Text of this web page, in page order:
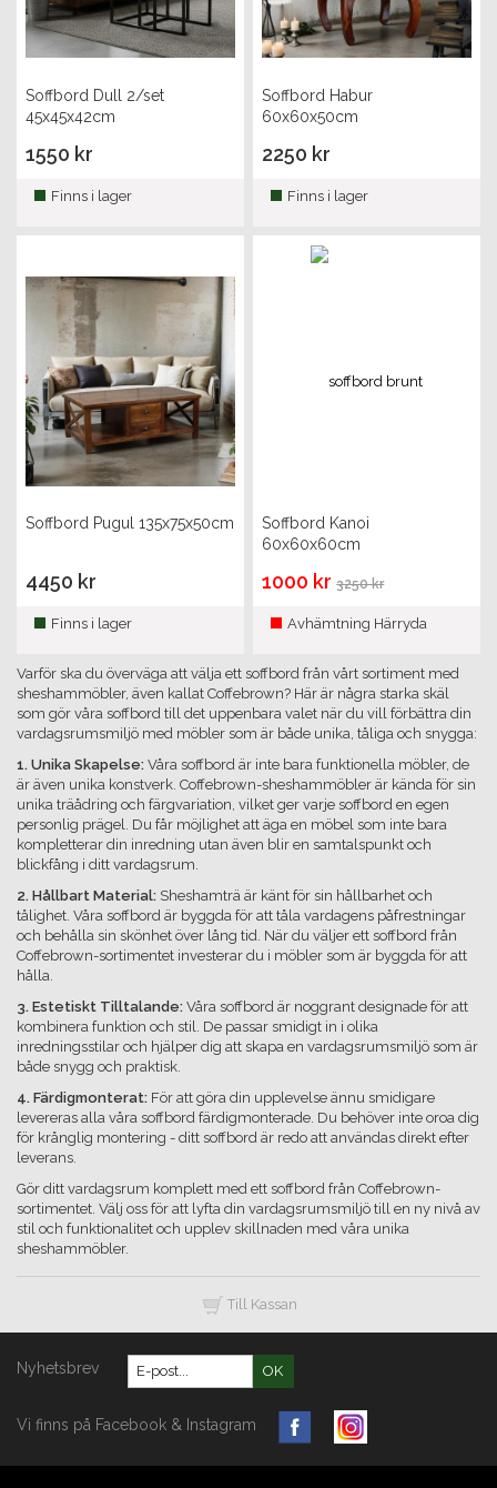
Soffbord Dull 2/set
45x45x42cm
1550 kr
Finns i lager
Soffbord Habur
60x60x50cm
2250 kr
Finns i lager
Soffbord Pugul 135x75x50cm
4450 kr
Finns i lager
Soffbord Kanoi
60x60x60cm
1000 kr3250 kr
Avhämtning Härryda
Varför ska du överväga att välja ett soffbord från vårt sortiment med
sheshammöbler, även kallat Coffebrown? Här är några starka skäl
som gör våra soffbord till det uppenbara valet när du vill förbättra din
vardagsrumsmiljö med möbler som är både unika, tåliga och snygga:
1. Unika Skapelse: Våra soffbord är inte bara funktionella möbler, de
är även unika konstverk. Coffebrown-sheshammöbler är kända för sin
unika träådring och färgvariation, vilket ger varje soffbord en egen
personlig prägel. Du får möjlighet att äga en möbel som inte bara
kompletterar din inredning utan även blir en samtalspunkt och
blickfång i ditt vardagsrum.
2. Hållbart Material: Sheshamträ är känt för sin hållbarhet och
tålighet. Våra soffbord är byggda för att tåla vardagens påfrestningar
och behålla sin skönhet över lång tid. När du väljer ett soffbord från
Coffebrown-sortimentet investerar du i möbler som är byggda för att
hålla.
3. Estetiskt Tilltalande: Våra soffbord är noggrant designade för att
kombinera funktion och stil. De passar smidigt in i olika
inredningsstilar och hjälper dig att skapa en vardagsrumsmiljö som är
både snygg och praktisk.
4. Färdigmonterat: För att göra din upplevelse ännu smidigare
levereras alla våra soffbord färdigmonterade. Du behöver inte oroa dig
för krånglig montering - ditt soffbord är redo att användas direkt efter
leverans.
Gör ditt vardagsrum komplett med ett soffbord från Coffebrown-
sortimentet. Välj oss för att lyfta din vardagsrumsmiljö till en ny nivå av
stil och funktionalitet och upplev skillnaden med våra unika
sheshammöbler.
Till Kassan
Nyhetsbrev OK
Vi finns på Facebook & Instagram